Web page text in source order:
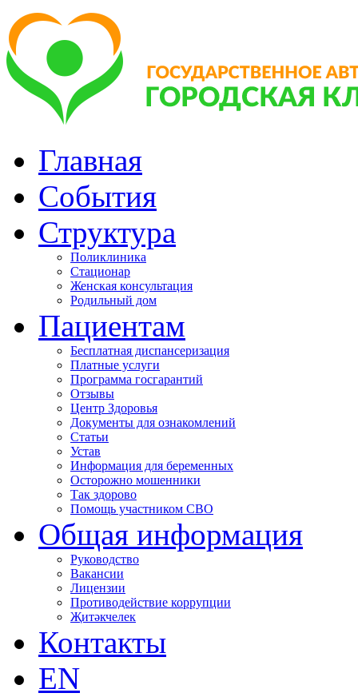
Главная
События
Структура
Поликлиника
Стационар
Женская консультация
Родильный дом
Пациентам
Бесплатная диспансеризация
Платные услуги
Программа госгарантий
Отзывы
Центр Здоровья
Документы для ознакомлений
Статьи
Устав
Информация для беременных
Осторожно мошенники
Так здорово
Помощь участником СВО
Общая информация
Руководство
Вакансии
Лицензии
Противодействие коррупции
Җитәкчелек
Контакты
EN